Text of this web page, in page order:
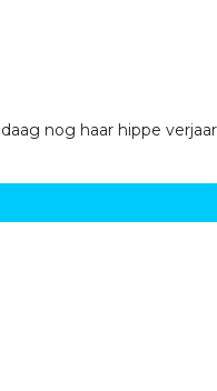
nog haar hippe